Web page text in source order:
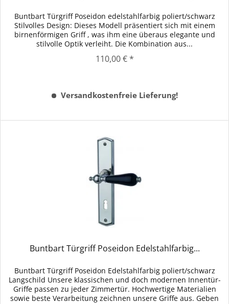
Buntbart Türgriff Poseidon edelstahlfarbig poliert/schwarz
Stilvolles Design: Dieses Modell präsentiert sich mit einem
birnenförmigen Griff , was ihm eine überaus elegante und
stilvolle Optik verleiht. Die Kombination aus...
110,00 € *
Versandkostenfreie Lieferung!
Buntbart Türgriff Poseidon Edelstahlfarbig...
Buntbart Türgriff Poseidon Edelstahlfarbig poliert/schwarz
Langschild Unsere klassischen und doch modernen Innentür-
Griffe passen zu jeder Zimmertür. Hochwertige Materialien
sowie beste Verarbeitung zeichnen unsere Griffe aus. Geben